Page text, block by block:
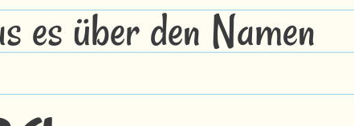
es über den Namen